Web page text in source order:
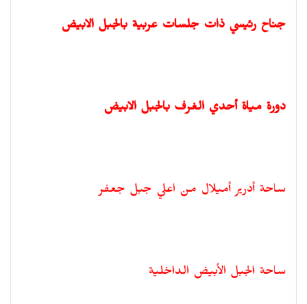
جناح رئيسي ذات جلسات عربية بالجبل الابيض
دورة مياة أحدي الغرف بالجبل الابيض
ساحة أدرير أميلال من اعلي جبل جعفر
ساحة الجبل الأبيض الداخلية